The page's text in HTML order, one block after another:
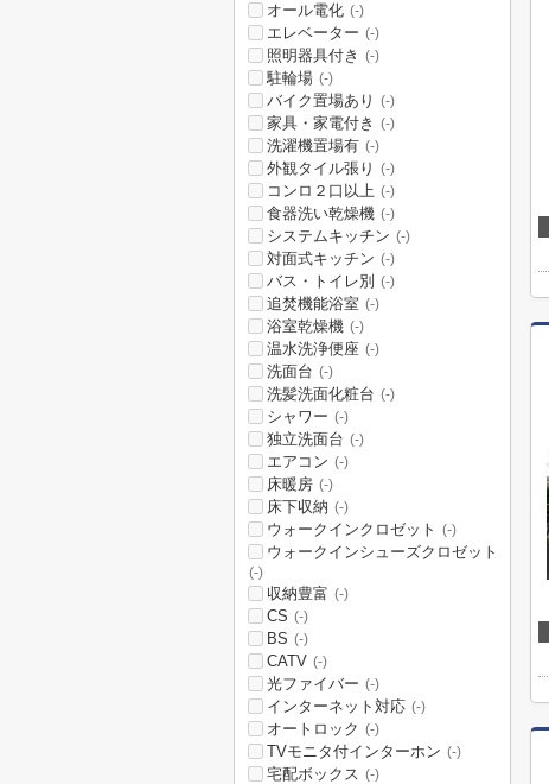
オール電化 (-)
エレベーター (-)
照明器具付き (-)
駐輪場 (-)
バイク置場あり (-)
家具・家電付き (-)
洗濯機置場有 (-)
外観タイル張り (-)
コンロ２口以上 (-)
食器洗い乾燥機 (-)
システムキッチン (-)
対面式キッチン (-)
バス・トイレ別 (-)
追焚機能浴室 (-)
浴室乾燥機 (-)
温水洗浄便座 (-)
洗面台 (-)
洗髪洗面化粧台 (-)
シャワー (-)
独立洗面台 (-)
エアコン (-)
床暖房 (-)
床下収納 (-)
ウォークインクロゼット (-)
ウォークインシューズクロゼット
(-)
収納豊富 (-)
CS (-)
BS (-)
CATV (-)
光ファイバー (-)
インターネット対応 (-)
オートロック (-)
TVモニタ付インターホン (-)
宅配ボックス (-)